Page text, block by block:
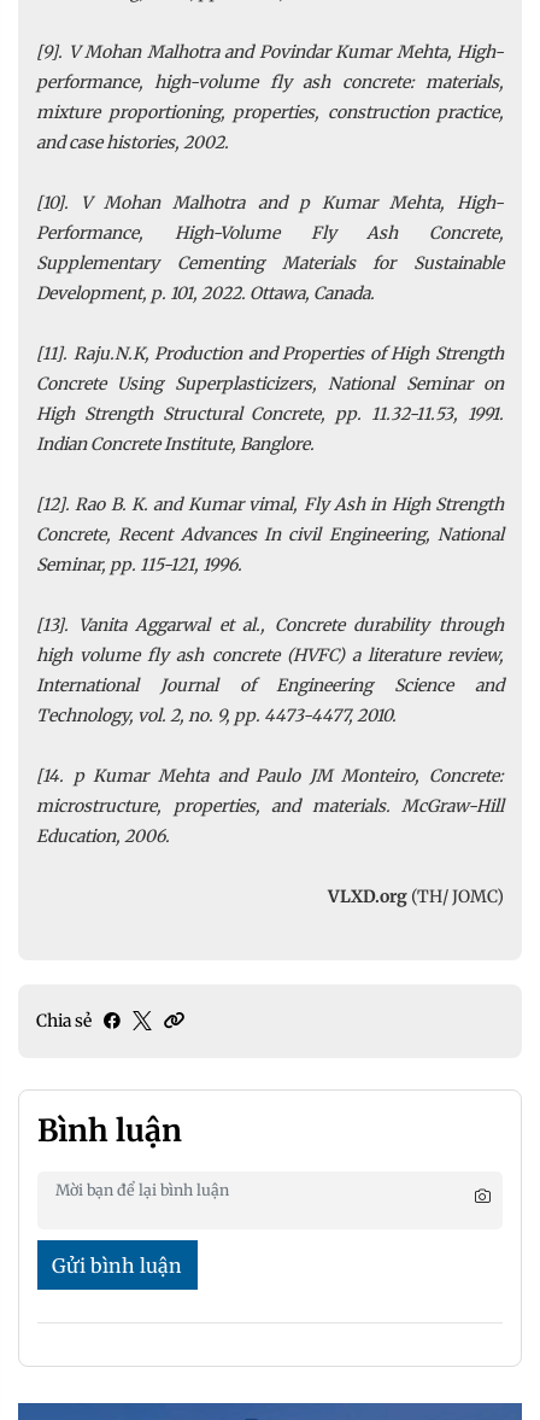
[9]. V Mohan Malhotra and Povindar Kumar Mehta, High-
performance, high-volume fly ash concrete: materials,
mixture proportioning, properties, construction practice,
and case histories, 2002.
[10]. V Mohan Malhotra and p Kumar Mehta, High-
Performance, High-Volume Fly Ash Concrete,
Supplementary Cementing Materials for Sustainable
Development, p. 101, 2022. Ottawa, Canada.
[11]. Raju.N.K, Production and Properties of High Strength
Concrete Using Superplasticizers, National Seminar on
High Strength Structural Concrete, pp. 11.32-11.53, 1991.
Indian Concrete Institute, Banglore.
[12]. Rao B. K. and Kumar vimal, Fly Ash in High Strength
Concrete, Recent Advances In civil Engineering, National
Seminar, pp. 115-121, 1996.
[13]. Vanita Aggarwal et al., Concrete durability through
high volume fly ash concrete (HVFC) a literature review,
International Journal of Engineering Science and
Technology, vol. 2, no. 9, pp. 4473-4477, 2010.
[14. p Kumar Mehta and Paulo JM Monteiro, Concrete:
microstructure, properties, and materials. McGraw-Hill
Education, 2006.
VLXD.org (TH/ JOMC)
Chia sẻ
Bình luận
Gửi bình luận